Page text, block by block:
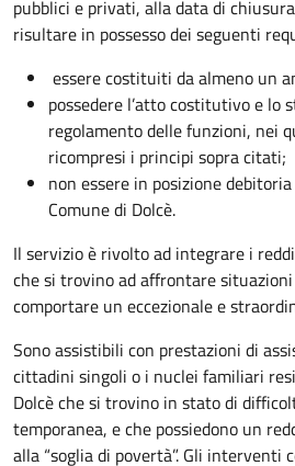
pubblici e privati, alla data di
risultare in possesso dei seguenti
essere costituiti da almeno un
possedere l’atto costitutivo e lo
regolamento delle funzioni, nei
ricompresi i principi sopra citati;
non essere in posizione
Comune di Dolcè.
Il servizio è rivolto ad integrare i
che si trovino ad affrontare
comportare un eccezionale e
Sono assistibili con prestazioni di
cittadini singoli o i nuclei familiari
Dolcè che si trovino in stato di
temporanea, e che possiedono un
alla “soglia di povertà”. Gli interventi